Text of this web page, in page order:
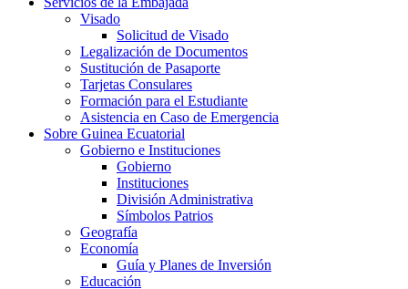
Visado
Solicitud de Visado
Legalización de Documentos
Sustitución de Pasaporte
Tarjetas Consulares
Formación para el Estudiante
Asistencia en Caso de Emergencia
Sobre Guinea Ecuatorial
Gobierno e Instituciones
Gobierno
Instituciones
División Administrativa
Símbolos Patrios
Geografía
Economía
Guía y Planes de Inversión
Educación